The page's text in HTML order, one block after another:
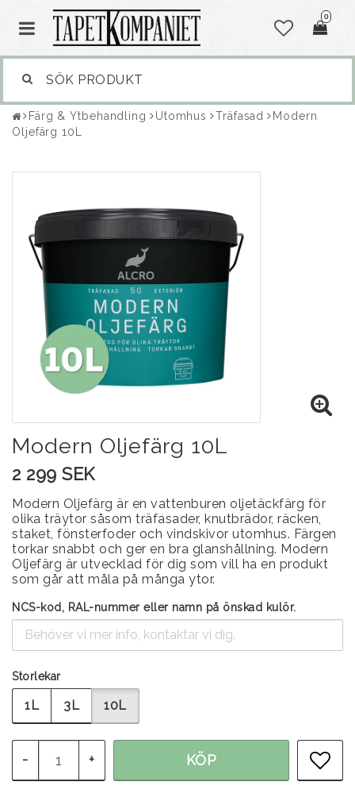
0
Färg & Ytbehandling Utomhus Träfasad
Modern
Oljefärg 10L
Modern Oljefärg 10L
2 299 SEK
Modern Oljefärg är en vattenburen oljetäckfärg för
olika träytor såsom träfasader, knutbrädor, räcken,
staket, fönsterfoder och vindskivor utomhus. Färgen
torkar snabbt och ger en bra glanshållning. Modern
Oljefärg är utvecklad för dig som vill ha en produkt
som går att måla på många ytor.
NCS-kod, RAL-nummer eller namn på önskad kulör.
Storlekar
1L 3L 10L
- + KÖP